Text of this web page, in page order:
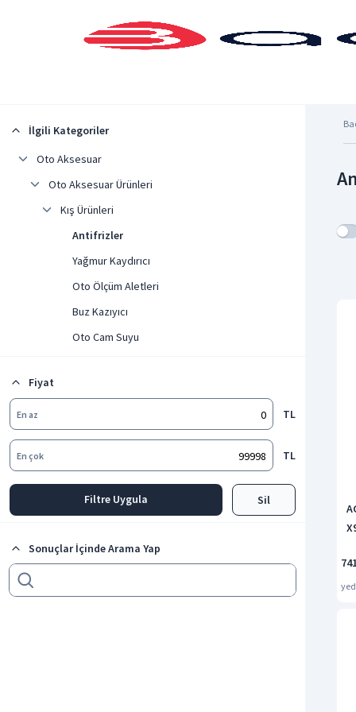
İlgili Kategoriler
Oto Aksesuar
Oto Aksesuar Ürünleri
Kış Ürünleri
Antifrizler
Yağmur Kaydırıcı
Oto Ölçüm Aletleri
Buz Kazıyıcı
Oto Cam Suyu
Fiyat
En az TL
En çok TL
Filtre Uygula Sil
Sonuçlar İçinde Arama Yap